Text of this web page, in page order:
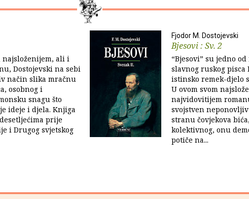
najsloženijem, ali i
Dostojevski na sebi
način slika mračnu
osobnog i
snagu što
ideje i djela. Knjiga
prije
i Drugog svjetskog
Fjodor M. Dostojevski
Bjesovi : Sv. 2
“Bjesovi” su jedno
slavnog ruskog pisca
istinsko remek-djelo
U ovom svom
najvidovitijem
svojstven
stranu čovjekova
kolektivnog, onu
potiče na...